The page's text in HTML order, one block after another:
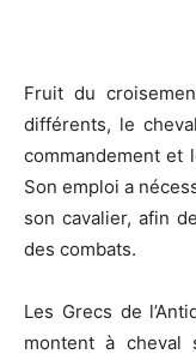
Fruit du
différents, le
commandement et
Son emploi a
son cavalier, afin
des combats.
Les Grecs de
montent à cheval